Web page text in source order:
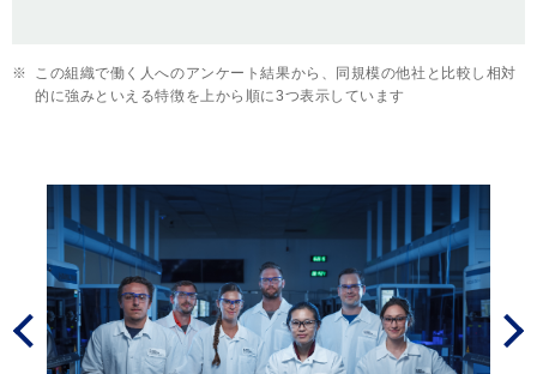
※
この組織で働く人へのアンケート結果から、同規模の他社と比較し相対
的に強みといえる特徴を上から順に3つ表示しています
Next
Prev